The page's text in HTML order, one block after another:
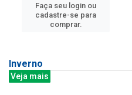
Faça seu login ou
cadastre-se para
comprar.
Inverno
Veja mais